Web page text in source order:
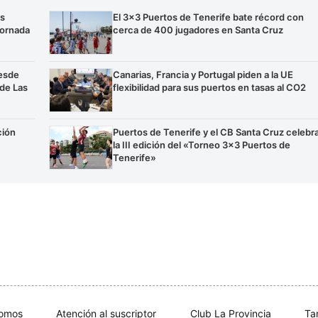
Las
El 3×3 Puertos de Tenerife bate récord con
cerca de 400 jugadores en Santa Cruz
Canarias, Francia y Portugal piden a la UE
flexibilidad para sus puertos en tasas al CO2
Puertos de Tenerife y el CB Santa Cruz
la III edición del «Torneo 3×3 Puertos de
Tenerife»
Atención al suscriptor Club La Provincia